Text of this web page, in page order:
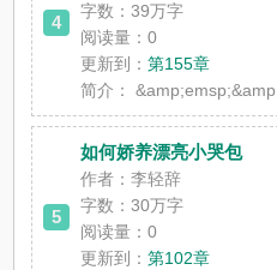
4
字数：39万字
阅读量：0
更新到：第155章
简介：
5
如何娇养漂亮小哭包
作者：李轻辞
字数：30万字
阅读量：0
更新到：第102章